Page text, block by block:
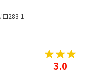
283-1
3.0